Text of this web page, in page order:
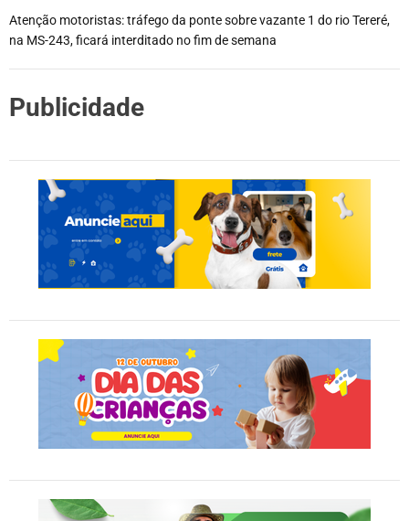
Atenção motoristas: tráfego da ponte sobre vazante 1 do rio Tereré,
na MS-243, ficará interditado no fim de semana
Publicidade